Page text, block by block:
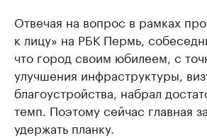
Отвечая на вопрос в рамках
к лицу» на РБК Пермь,
что город своим юбилеем, с
улучшения инфраструктуры,
благоустройства, набрал
темп. Поэтому сейчас главная
удержать планку.